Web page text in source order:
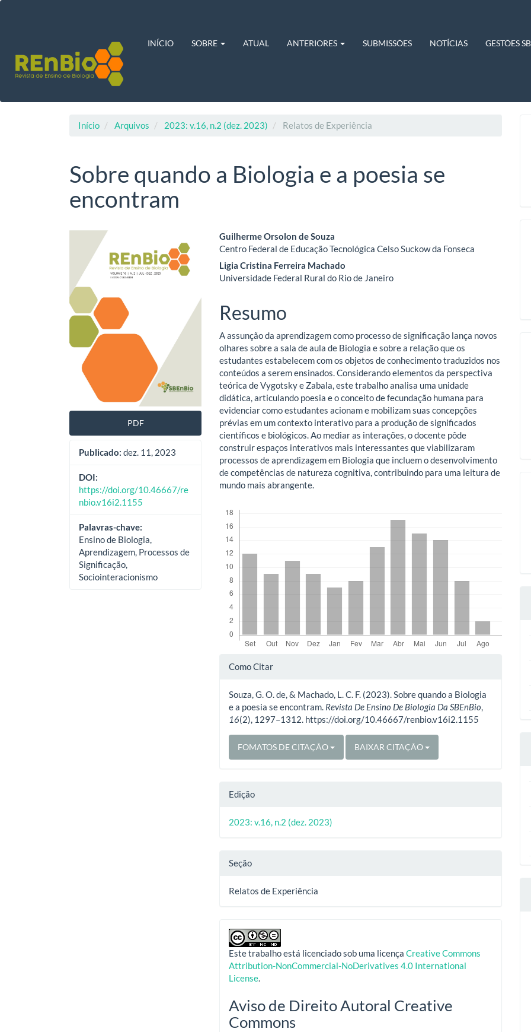
Barra
Lateral
INÍCIO SOBRE ATUAL ANTERIORES SUBMISSÕES NOTÍCIAS GESTÕES
Início Arquivos 2023: v.16, n.2 (dez. 2023) Relatos de Experiência
Sobre quando a Biologia e a poesia se
encontram
Barra
lateral
de
artigos
PDF
Publicado: dez. 11, 2023
DOI:
https://doi.org/10.46667/re
nbio.v16i2.1155
Palavras-chave:
Ensino de Biologia,
Aprendizagem, Processos de
Significação,
Sociointeracionismo
Conteúdo
do
artigo
principal
Guilherme Orsolon de Souza
Centro Federal de Educação Tecnológica Celso Suckow da Fonseca
Ligia Cristina Ferreira Machado
Universidade Federal Rural do Rio de Janeiro
Resumo
A assunção da aprendizagem como processo de significação lança novos
olhares sobre a sala de aula de Biologia e sobre a relação que os
estudantes estabelecem com os objetos de conhecimento traduzidos nos
conteúdos a serem ensinados. Considerando elementos da perspectiva
teórica de Vygotsky e Zabala, este trabalho analisa uma unidade
didática, articulando poesia e o conceito de fecundação humana para
evidenciar como estudantes acionam e mobilizam suas concepções
prévias em um contexto interativo para a produção de significados
científicos e biológicos. Ao mediar as interações, o docente pôde
construir espaços interativos mais interessantes que viabilizaram
processos de aprendizagem em Biologia que incluem o desenvolvimento
de competências de natureza cognitiva, contribuindo para uma leitura de
mundo mais abrangente.
Detalhes
artigo
Como Citar
Souza, G. O. de, & Machado, L. C. F. (2023). Sobre quando a Biologia
e a poesia se encontram. Revista De Ensino De Biologia Da SBEnBio,
16(2), 1297–1312. https://doi.org/10.46667/renbio.v16i2.1155
FOMATOS DE CITAÇÃO BAIXAR CITAÇÃO
Edição
2023: v.16, n.2 (dez. 2023)
Seção
Relatos de Experiência
Este trabalho está licenciado sob uma licençaCreative Commons
Attribution-NonCommercial-NoDerivatives 4.0 International
License.
Aviso de Direito Autoral Creative
Commons